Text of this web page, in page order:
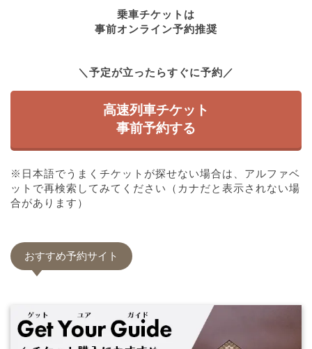
乗車チケットは
事前オンライン予約推奨
＼予定が立ったらすぐに予約／
高速列車チケット
事前予約する
※日本語でうまくチケットが探せない場合は、アルファベ
ットで再検索してみてください（カナだと表示されない場
合があります）
おすすめ予約サイト